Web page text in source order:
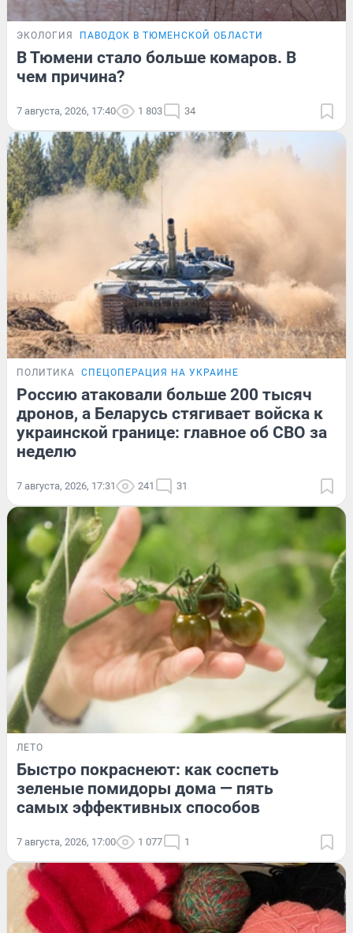
ЭКОЛОГИЯ ПАВОДОК В ТЮМЕНСКОЙ ОБЛАСТИ
В Тюмени стало больше комаров. В
чем причина?
7 августа, 2026, 17:40 1 803 34
ПОЛИТИКА СПЕЦОПЕРАЦИЯ НА УКРАИНЕ
Россию атаковали больше 200 тысяч
дронов, а Беларусь стягивает войска к
украинской границе: главное об СВО за
неделю
7 августа, 2026, 17:31 241 31
ЛЕТО
Быстро покраснеют: как соспеть
зеленые помидоры дома — пять
самых эффективных способов
7 августа, 2026, 17:00 1 077 1